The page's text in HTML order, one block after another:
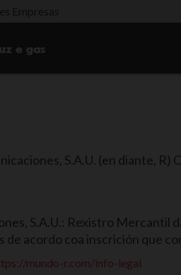
e gas
S.A.U. (en diante, R)
S.A.U.: Rexistro Mercantil
acordo coa inscrición que
mundo-r.com/info-legal